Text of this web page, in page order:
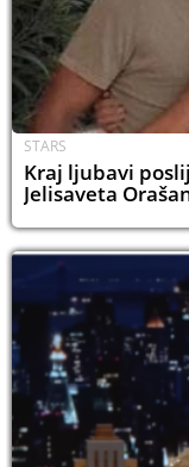
STARS
Kraj ljubavi
Jelisaveta